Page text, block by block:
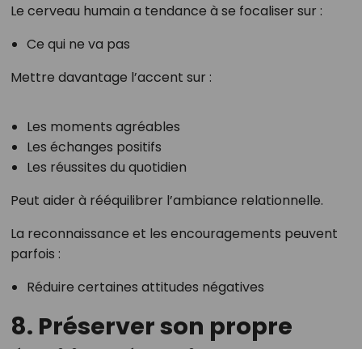
Le cerveau humain a tendance à se focaliser sur :
Ce qui ne va pas
Mettre davantage l’accent sur :
Les moments agréables
Les échanges positifs
Les réussites du quotidien
Peut aider à rééquilibrer l’ambiance relationnelle.
La reconnaissance et les encouragements peuvent
parfois :
Réduire certaines attitudes négatives
8. Préserver son propre